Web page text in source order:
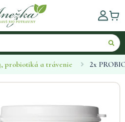
probiotiká a trávenie 2x